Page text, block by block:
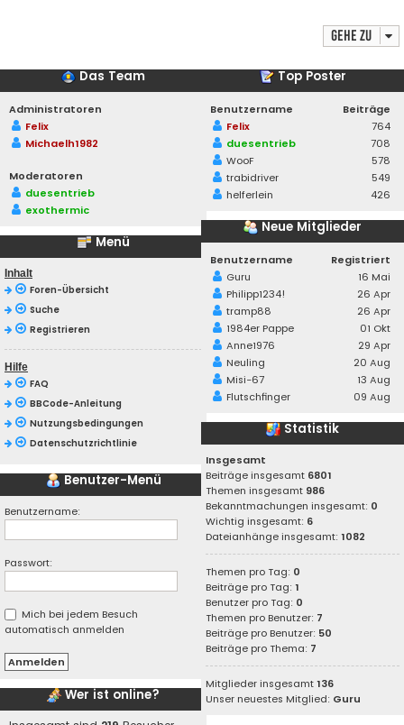
Gehe zu
Das Team
Administratoren
Felix
Michaelh1982
Moderatoren
duesentrieb
exothermic
Menü
Inhalt
Foren-Übersicht
Suche
Registrieren
Hilfe
FAQ
BBCode-Anleitung
Nutzungsbedingungen
Datenschutzrichtlinie
Benutzer-Menü
Benutzername:
Passwort:
Mich bei jedem Besuch
automatisch anmelden
Wer ist online?
Top Poster
Benutzername
Beiträge
Felix
764
duesentrieb
708
WooF
578
trabidriver
549
helferlein
426
Neue Mitglieder
Benutzername
Registriert
Guru
16 Mai
Philipp1234!
26 Apr
tramp88
26 Apr
1984er Pappe
01 Okt
Anne1976
29 Apr
Neuling
20 Aug
Misi-67
13 Aug
Flutschfinger
09 Aug
Statistik
Insgesamt
Beiträge insgesamt 6801
Themen insgesamt 986
Bekanntmachungen insgesamt: 0
Wichtig insgesamt: 6
Dateianhänge insgesamt:1082
Themen pro Tag: 0
Beiträge pro Tag:1
Benutzer pro Tag: 0
Themen pro Benutzer: 7
Beiträge pro Benutzer: 50
Beiträge pro Thema: 7
Mitglieder insgesamt136
Unser neuestes Mitglied: Guru